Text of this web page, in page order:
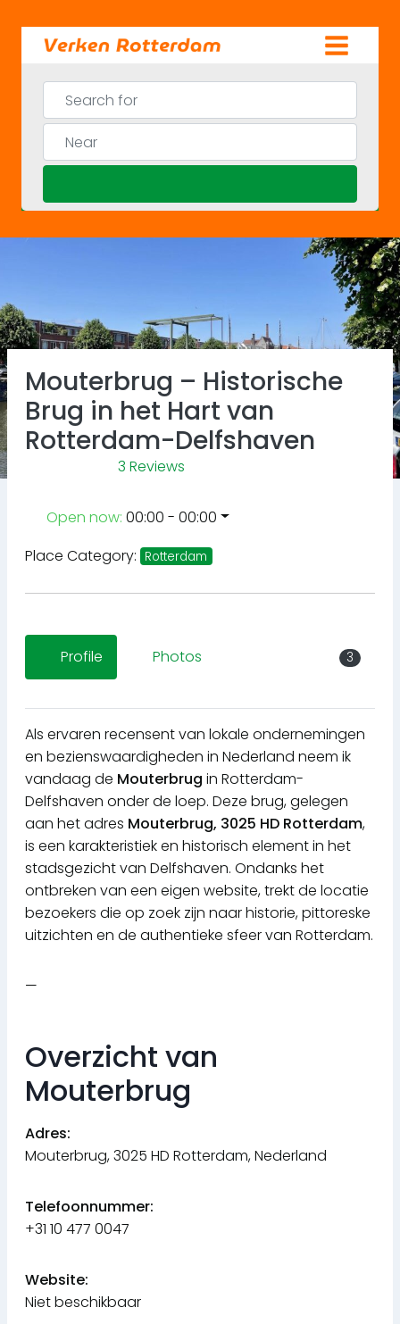
content
Search for
Near
Previous
Mouterbrug – Historische
Brug in het Hart van
Rotterdam-Delfshaven
3 Reviews
Open now: 00:00 - 00:00
Place Category: Rotterdam
Profile Photos 3
Als ervaren recensent van lokale ondernemingen
en bezienswaardigheden in Nederland neem ik
vandaag de Mouterbrug in Rotterdam-
Delfshaven onder de loep. Deze brug, gelegen
aan het adres Mouterbrug, 3025 HD Rotterdam,
is een karakteristiek en historisch element in het
stadsgezicht van Delfshaven. Ondanks het
ontbreken van een eigen website, trekt de locatie
bezoekers die op zoek zijn naar historie, pittoreske
uitzichten en de authentieke sfeer van Rotterdam.
—
Overzicht van
Mouterbrug
Adres:
Mouterbrug, 3025 HD Rotterdam, Nederland
Telefoonnummer:
+31 10 477 0047
Website:
Niet beschikbaar